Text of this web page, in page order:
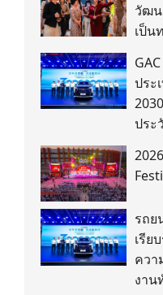
วัฒน
เป็
ประ
ประ
รถย
เรีย
ควา
งาน